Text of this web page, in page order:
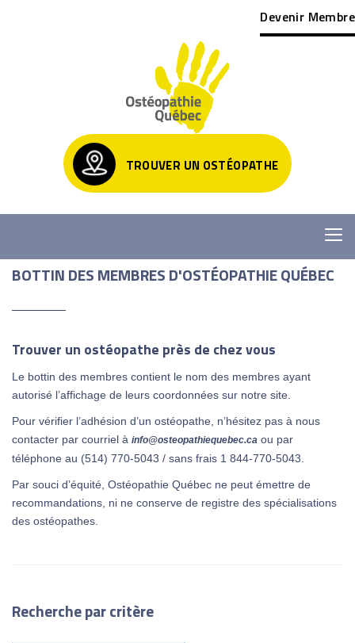
Devenir Membre
TROUVER UN OSTÉOPATHE
BOTTIN DES MEMBRES D'OSTÉOPATHIE QUÉBEC
Trouver un ostéopathe près de chez vous
Le bottin des membres contient le nom des membres ayant
autorisé l’affichage de leurs coordonnées sur notre site.
Pour vérifier l’adhésion d’un ostéopathe, n’hésitez pas à nous
contacter par courriel à info@osteopathiequebec.ca ou par
téléphone au (514) 770-5043 / sans frais 1 844-770-5043.
Par souci d’équité, Ostéopathie Québec ne peut émettre de
recommandations, ni ne conserve de registre des spécialisations
des ostéopathes.
Recherche par critère